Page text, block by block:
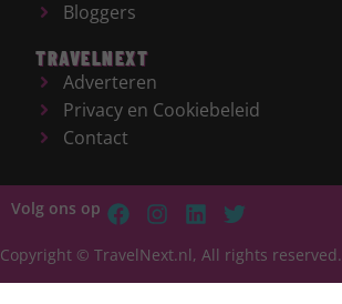
Bloggers
TRAVELNEXT
Adverteren
Privacy en Cookiebeleid
Contact
Volg ons op
Copyright © TravelNext.nl, All rights reserved.